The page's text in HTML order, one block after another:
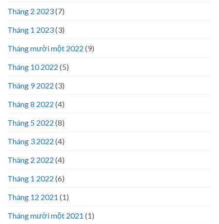
Tháng 2 2023(7)
Tháng 1 2023(3)
Tháng mười một 2022 (9)
Tháng 10 2022 (5)
Tháng 9 2022 (3)
Tháng 8 2022 (4)
Tháng 5 2022 (8)
Tháng 3 2022 (4)
Tháng 2 2022 (4)
Tháng 1 2022 (6)
Tháng 12 2021 (1)
Tháng mười một 2021 (1)